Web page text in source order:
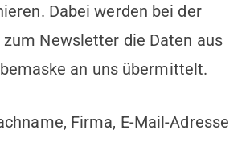
Dabei werden bei der
Newsletter die Daten aus
an uns übermittelt.
Firma, E-Mail-Adresse